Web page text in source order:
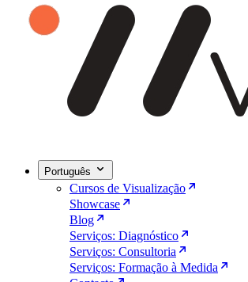
Português
Cursos de Visualização
Showcase
Blog
Serviços: Diagnóstico
Serviços: Consultoria
Serviços: Formação à Medida